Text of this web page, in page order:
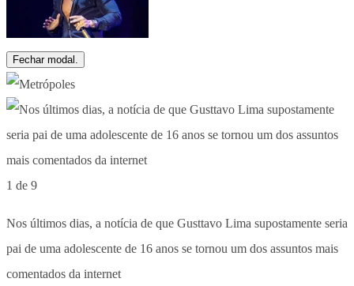
Fechar modal.
1 de 9
Nos últimos dias, a notícia de que Gusttavo Lima supostamente seria
pai de uma adolescente de 16 anos se tornou um dos assuntos mais
comentados da internet